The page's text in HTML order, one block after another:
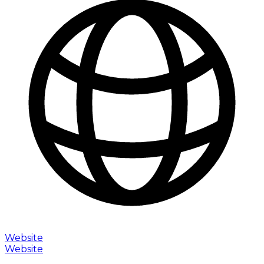
Website
Website